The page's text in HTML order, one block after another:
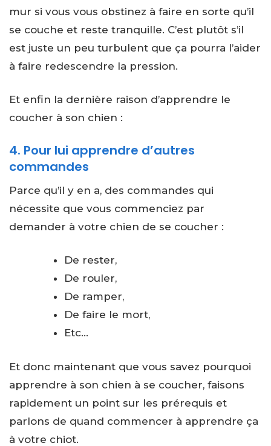
mur si vous vous obstinez à faire en sorte qu’il
se couche et reste tranquille. C’est plutôt s’il
est juste un peu turbulent que ça pourra l’aider
à faire redescendre la pression.
Et enfin la dernière raison d’apprendre le
coucher à son chien :
4. Pour lui apprendre d’autres
commandes
Parce qu’il y en a, des commandes qui
nécessite que vous commenciez par
demander à votre chien de se coucher :
De rester,
De rouler,
De ramper,
De faire le mort,
Etc…
Et donc maintenant que vous savez pourquoi
apprendre à son chien à se coucher, faisons
rapidement un point sur les prérequis et
parlons de quand commencer à apprendre ça
à votre chiot.